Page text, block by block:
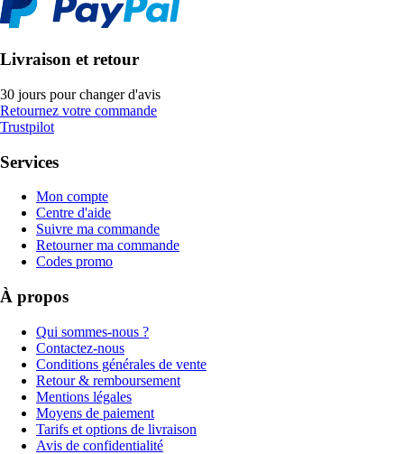
Livraison et retour
30 jours pour changer d'avis
Retournez votre commande
Trustpilot
Services
Mon compte
Centre d'aide
Suivre ma commande
Retourner ma commande
Codes promo
À propos
Qui sommes-nous ?
Contactez-nous
Conditions générales de vente
Retour & remboursement
Mentions légales
Moyens de paiement
Tarifs et options de livraison
Avis de confidentialité